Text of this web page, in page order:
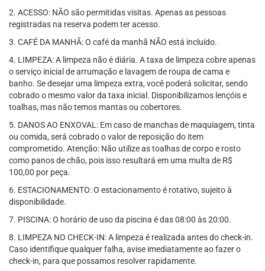
2. ACESSO: NÃO são permitidas visitas. Apenas as pessoas
registradas na reserva podem ter acesso.
3. CAFÉ DA MANHÃ: O café da manhã NÃO está incluído.
4. LIMPEZA: A limpeza não é diária. A taxa de limpeza cobre apenas
o serviço inicial de arrumação e lavagem de roupa de cama e
banho. Se desejar uma limpeza extra, você poderá solicitar, sendo
cobrado o mesmo valor da taxa inicial. Disponibilizamos lençóis e
toalhas, mas não temos mantas ou cobertores.
5. DANOS AO ENXOVAL: Em caso de manchas de maquiagem, tinta
ou comida, será cobrado o valor de reposição do item
comprometido. Atenção: Não utilize as toalhas de corpo e rosto
como panos de chão, pois isso resultará em uma multa de R$
100,00 por peça.
6. ESTACIONAMENTO: O estacionamento é rotativo, sujeito à
disponibilidade.
7. PISCINA: O horário de uso da piscina é das 08:00 às 20:00.
8. LIMPEZA NO CHECK-IN: A limpeza é realizada antes do check-in.
Caso identifique qualquer falha, avise imediatamente ao fazer o
check-in, para que possamos resolver rapidamente.